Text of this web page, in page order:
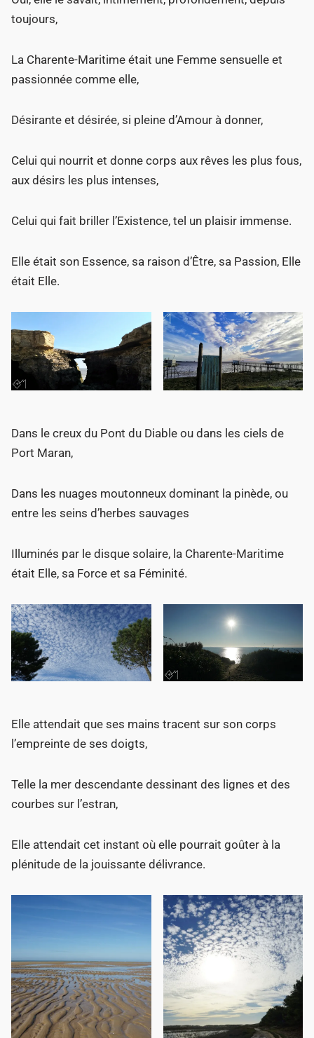
toujours,
La Charente-Maritime était une Femme sensuelle et
passionnée comme elle,
Désirante et désirée, si pleine d’Amour à donner,
Celui qui nourrit et donne corps aux rêves les plus fous,
aux désirs les plus intenses,
Celui qui fait briller l’Existence, tel un plaisir immense.
Elle était son Essence, sa raison d’Être, sa Passion, Elle
était Elle.
Dans le creux du Pont du Diable ou dans les ciels de
Port Maran,
Dans les nuages moutonneux dominant la pinède, ou
entre les seins d’herbes sauvages
Illuminés par le disque solaire, la Charente-Maritime
était Elle, sa Force et sa Féminité.
Elle attendait que ses mains tracent sur son corps
l’empreinte de ses doigts,
Telle la mer descendante dessinant des lignes et des
courbes sur l’estran,
Elle attendait cet instant où elle pourrait goûter à la
plénitude de la jouissante délivrance.